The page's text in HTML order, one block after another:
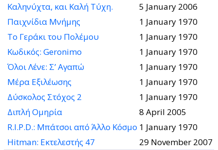
Καληνύχτα, και Καλή Τύχη.
5 January 2006
Παιχνίδια Μνήμης
1 January 1970
Το Γεράκι του Πολέμου
1 January 1970
Κωδικός: Geronimo
1 January 1970
Όλοι Λένε: Σ’ Αγαπώ
1 January 1970
Μέρα Εξιλέωσης
1 January 1970
Δύσκολος Στόχος 2
1 January 1970
Διπλή Ομηρία
8 April 2005
R.I.P.D.: Μπάτσοι από Άλλο Κόσμο 1 January 1970
Hitman: Εκτελεστής 47
29 November 2007